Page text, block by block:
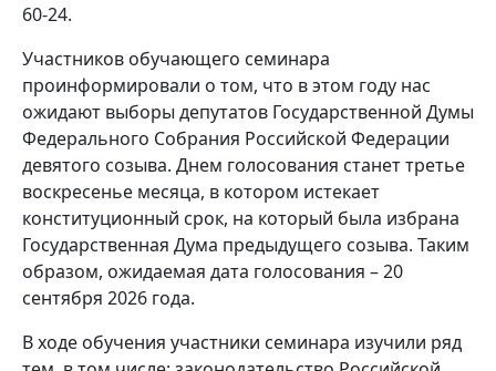
60-24.
Участников обучающего семинара
проинформировали о том, что в этом году нас
ожидают выборы депутатов Государственной Думы
Федерального Собрания Российской Федерации
девятого созыва. Днем голосования станет третье
воскресенье месяца, в котором истекает
конституционный срок, на который была избрана
Государственная Дума предыдущего созыва. Таким
образом, ожидаемая дата голосования – 20
сентября 2026 года.
В ходе обучения участники семинара изучили ряд